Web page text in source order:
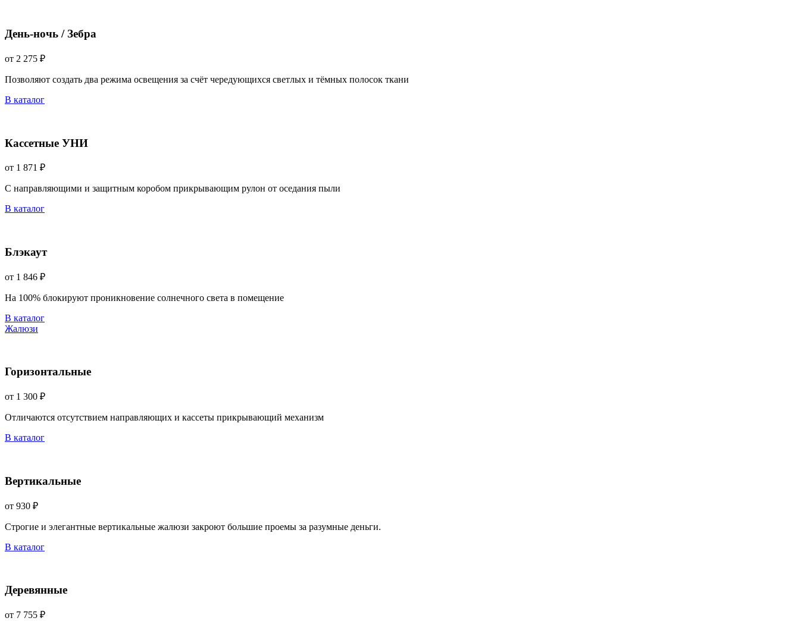
День-ночь / Зебра
от 2 275 ₽
Позволяют создать два режима освещения за счёт чередующихся светлых и тёмных полосок ткани
В каталог
Кассетные УНИ
от 1 871 ₽
С направляющими и защитным коробом прикрывающим рулон от оседания пыли
В каталог
Блэкаут
от 1 846 ₽
На 100% блокируют проникновение солнечного света в помещение
В каталог
Жалюзи
Горизонтальные
от 1 300 ₽
Отличаются отсутствием направляющих и кассеты прикрывающий механизм
В каталог
Вертикальные
от 930 ₽
Строгие и элегантные вертикальные жалюзи закроют большие проемы за разумные деньги.
В каталог
Деревянные
от 7 755 ₽